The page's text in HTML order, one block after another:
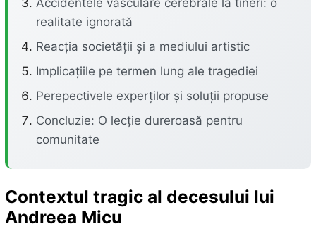
Accidentele vasculare cerebrale la tineri: o
realitate ignorată
Reacția societății și a mediului artistic
Implicațiile pe termen lung ale tragediei
Perepectivele experților și soluții propuse
Concluzie: O lecție dureroasă pentru
comunitate
Contextul tragic al decesului lui
Andreea Micu